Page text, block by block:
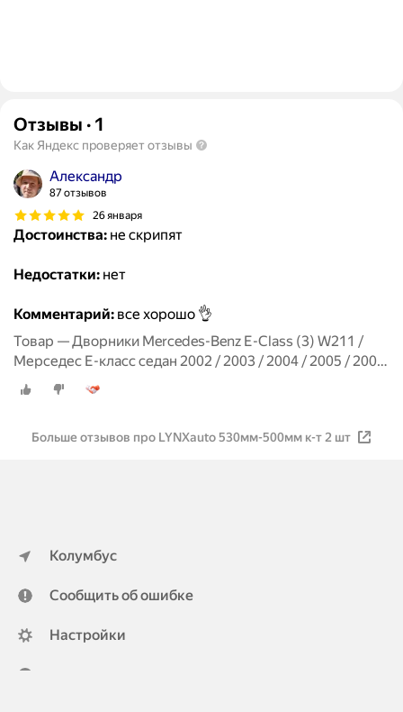
Отзывы · 1
Как Яндекс проверяет отзывы
Александр
87 отзывов
26 января
Достоинства: не скрипят
Недостатки: нет
Комментарий: все хорошо 👌
Товар — Дворники Mercedes-Benz E-Class (3) W211 /
Мерседес Е-класс седан 2002 / 2003 / 2004 / 2005 / 2006
Щетки стеклоочистителя бескаркасные
автомобильные LYNXauto 650мм-650мм к-т 2шт.
Больше отзывов про LYNXauto 530мм-500мм к-т 2 шт
Колумбус
Сообщить об ошибке
Настройки